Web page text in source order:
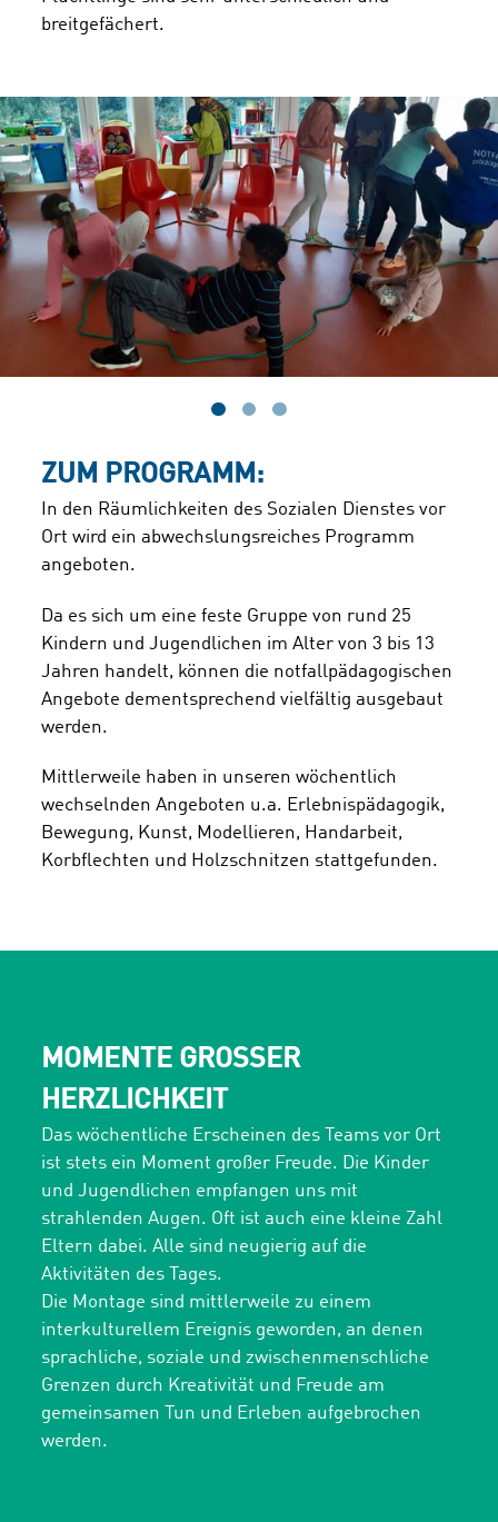
breitgefächert.
ZUM PROGRAMM:
In den Räumlichkeiten des Sozialen Dienstes vor
Ort wird ein abwechslungsreiches Programm
angeboten.
Da es sich um eine feste Gruppe von rund 25
Kindern und Jugendlichen im Alter von 3 bis 13
Jahren handelt, können die notfallpädagogischen
Angebote dementsprechend vielfältig ausgebaut
werden.
Mittlerweile haben in unseren wöchentlich
wechselnden Angeboten u.a. Erlebnispädagogik,
Bewegung, Kunst, Modellieren, Handarbeit,
Korbflechten und Holzschnitzen stattgefunden.
MOMENTE GROSSER H
ERZLICHKEIT
Das wöchentliche Erscheinen des Teams vor Ort
ist stets ein Moment großer Freude. Die Kinder
und Jugendlichen empfangen uns mit
strahlenden Augen. Oft ist auch eine kleine Zahl
Eltern dabei. Alle sind neugierig auf die
Aktivitäten des Tages.
Die Montage sind mittlerweile zu einem
interkulturellem Ereignis geworden, an denen
sprachliche, soziale und zwischenmenschliche
Grenzen durch Kreativität und Freude am
gemeinsamen Tun und Erleben aufgebrochen
werden.